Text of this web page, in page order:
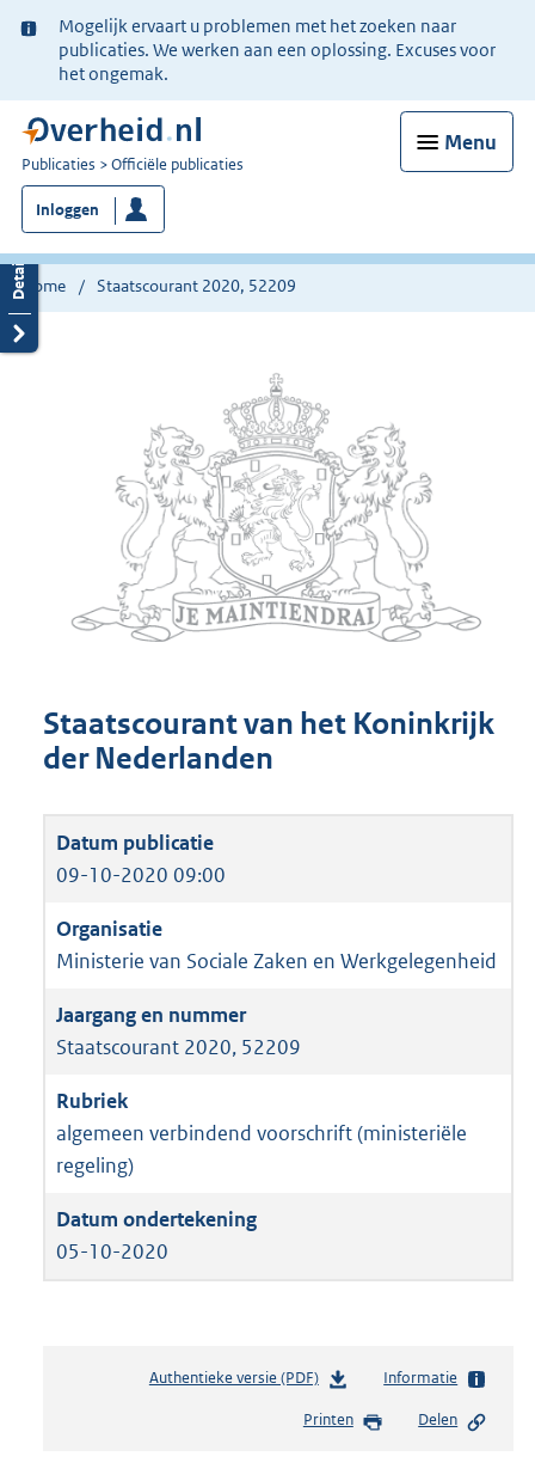
Ter
informatie:
Mogelijk ervaart u problemen met het zoeken naar
publicaties. We werken aan een oplossing. Excuses voor
het ongemak.
Menu
U
bent
nu
hier:
Publicaties Officiële publicaties
Inloggen
Home Staatscourant 2020, 52209
Staatscourant van het Koninkrijk
der Nederlanden
09-10-2020 09:00
Ministerie van Sociale Zaken en Werkgelegenheid
Staatscourant 2020, 52209
algemeen verbindend voorschrift (ministeriële
regeling)
05-10-2020
Authentieke versie (PDF)b
s
Informatie
Printen Delen